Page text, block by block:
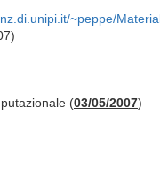
~peppe/
(03/05/2007)